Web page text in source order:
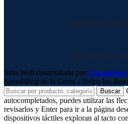
EMPRESAS DE
NUESTRAS
Sitio Web desarrollado por Creactivos
SpeedShop de la Costa - Todos los
Buscar
autocompletados, puedes utilizar las
revisarlos y Enter para ir a la página
dispositivos táctiles exploran al tacto